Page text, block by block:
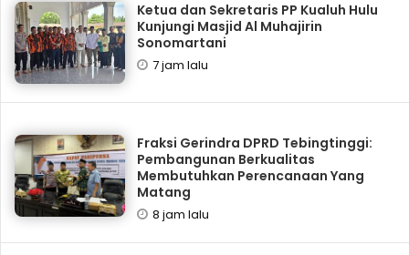
Ketua dan Sekretaris PP Kualuh Hulu
Kunjungi Masjid Al Muhajirin
Sonomartani
7 jam lalu
Fraksi Gerindra DPRD Tebingtinggi:
Pembangunan Berkualitas
Membutuhkan Perencanaan Yang
Matang
8 jam lalu